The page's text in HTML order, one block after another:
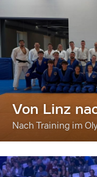
Von Linz
Nach Training im